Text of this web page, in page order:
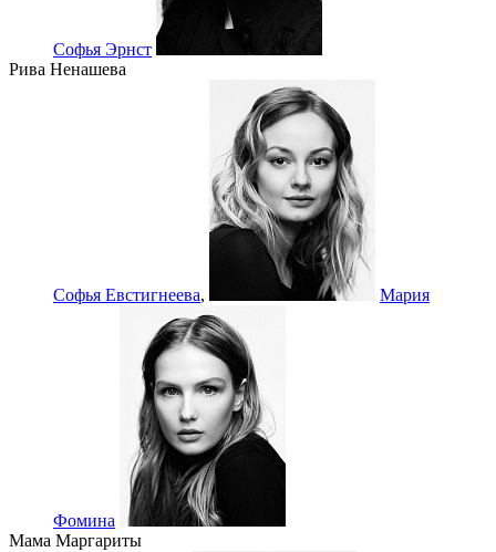
Софья Эрнст
Рива Ненашева
Софья Евстигнеева, Мария
Фомина
Мама Маргариты